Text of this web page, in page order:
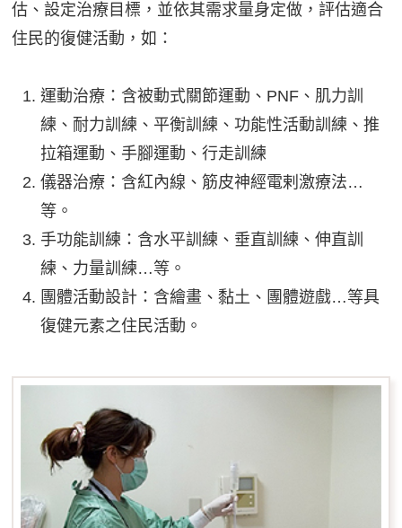
估、設定治療目標，並依其需求量身定做，評估適合
住民的復健活動，如：
運動治療：含被動式關節運動、PNF、肌力訓
練、耐力訓練、平衡訓練、功能性活動訓練、推
拉箱運動、手腳運動、行走訓練
儀器治療：含紅內線、筋皮神經電剌激療法…
等。
手功能訓練：含水平訓練、垂直訓練、伸直訓
練、力量訓練…等。
團體活動設計：含繪畫、黏土、團體遊戲…等具
復健元素之住民活動。